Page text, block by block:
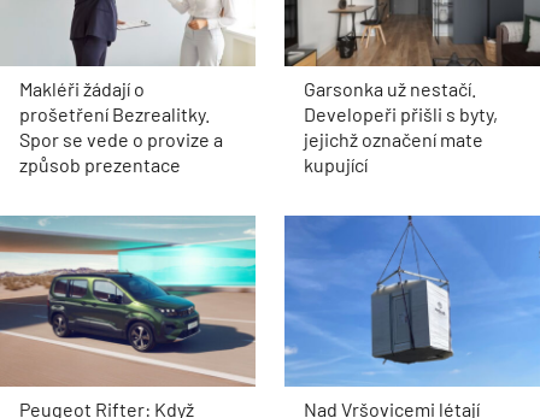
Makléři žádají o
prošetření Bezrealitky.
Spor se vede o provize a
způsob prezentace
Garsonka už nestačí.
Developeři přišli s byty,
jejichž označení mate
kupující
Peugeot Rifter: Když
Nad Vršovicemi létají